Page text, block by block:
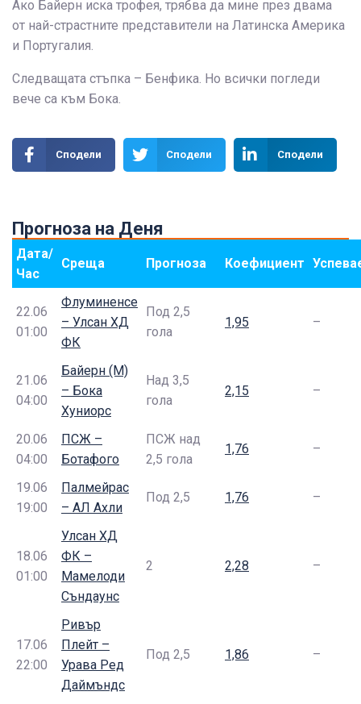
Ако Байерн иска трофея, трябва да мине през двама
от най-страстните представители на Латинска Америка
и Португалия.
Следващата стъпка – Бенфика. Но всички погледи
вече са към Бока.
Сподели Сподели Сподели
Прогноза на Деня
Дата/
Час
Среща Прогноза Коефициент
22.06
01:00
Флуминенсе
– Улсан ХД
ФК
Под 2,5
гола
1,95 –
21.06
04:00
Байерн (М)
– Бока
Хуниорс
Над 3,5
гола
2,15 –
20.06
04:00
ПСЖ –
Ботафого
ПСЖ над
2,5 гола
1,76 –
19.06
19:00
Палмейрас
– АЛ Ахли
Под 2,5 1,76 –
18.06
01:00
Улсан ХД
ФК –
Мамелоди
Съндаунс
2 2,28 –
17.06
22:00
Ривър
Плейт –
Урава Ред
Даймъндс
Под 2,5 1,86 –